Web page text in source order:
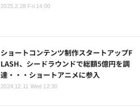
2025.2.28 Fri 14:00
ショートコンテンツ制作スタートアップF
LASH、シードラウンドで総額5億円を調
達・・・ショートアニメに参入
2024.12.11 Wed 12:30